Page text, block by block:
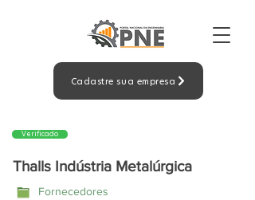
Cadastre sua empresa
Verificado
Thalls Indústria Metalúrgica
Fornecedores